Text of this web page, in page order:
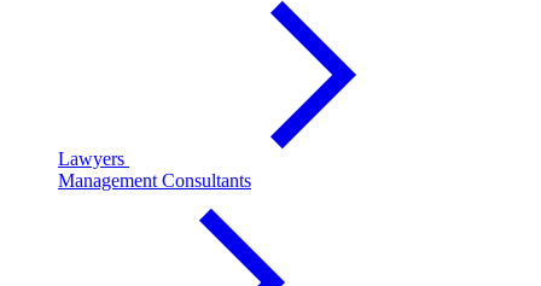
Lawyers
Management Consultants